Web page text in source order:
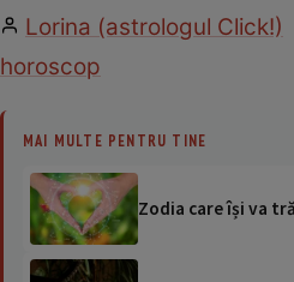
Lorina (astrologul Click!)
horoscop
MAI MULTE PENTRU TINE
Zodia care își va